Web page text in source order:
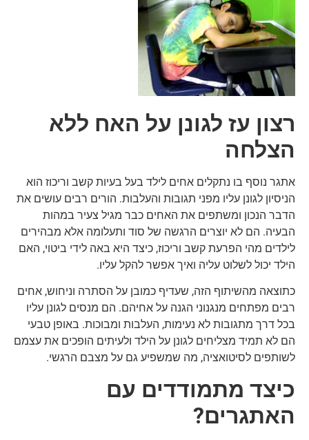
רצון עז לגונן על האח ללא
הצלחה
אתגר נוסף בו נתקלים אחים לילד בעל בעיות קשב וריכוז הוא
הניסיון לגונן עליו מפני תגובות והעלבות. הורים רבים עושים את
הדבר הנכון ומשתפים את האחים כבר מגיל צעיר במהות
הבעיה. הם לא יוצרים הרגשה של סוד ותעלומה אלא מבהירים
לילדים מהי הפרעת קשב וריכוז, כיצד היא באה לידי ביטוי, האם
הילד יכול לשלוט עליה ואיך אפשר להקל עליו.
כתוצאה מהשיתוף הזה, שעדיף כמובן על הסתרה וניחוש, אחים
רבים מפתחים מנגנוני הגנה על אחיהם. הם מנסים לגונן עליו
בכל דרך מתגובות לא נעימות, העלבות ומבוכות. באופן טבעי
הם לא תמיד מצליחים לגונן על הילד ולעיתים הופכים את עצמם
לשותפים לסיטואציה, מה שמשפיע גם על מצבם הרגשי.
כיצד מתמודדים עם
האתגרים?